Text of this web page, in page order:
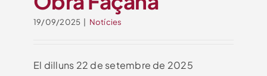
19/09/2025 | Notícies
El dilluns 22 de setembre de 2025